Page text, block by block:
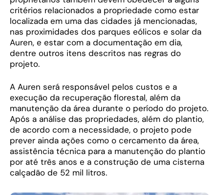
critérios relacionados a propriedade como estar
localizada em uma das cidades já mencionadas,
nas proximidades dos parques eólicos e solar da
Auren, e estar com a documentação em dia,
dentre outros itens descritos nas regras do
projeto.
A Auren será responsável pelos custos e a
execução da recuperação florestal, além da
manutenção da área durante o período do projeto.
Após a análise das propriedades, além do plantio,
de acordo com a necessidade, o projeto pode
prever ainda ações como o cercamento da área,
assistência técnica para a manutenção do plantio
por até três anos e a construção de uma cisterna
calçadão de 52 mil litros.